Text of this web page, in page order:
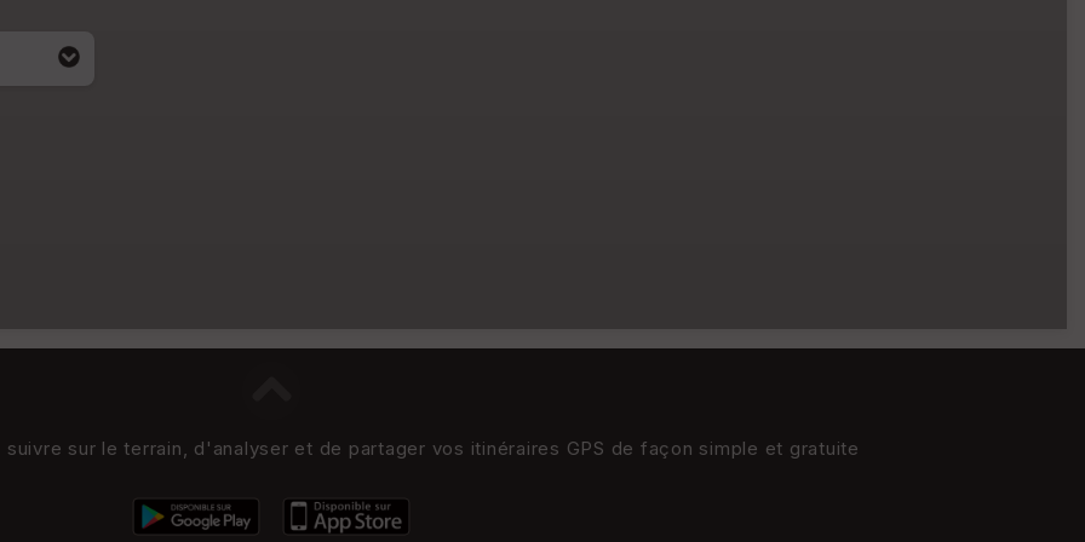
sur le terrain, d'analyser et de partager vos itinéraires GPS de façon simple et gratuite